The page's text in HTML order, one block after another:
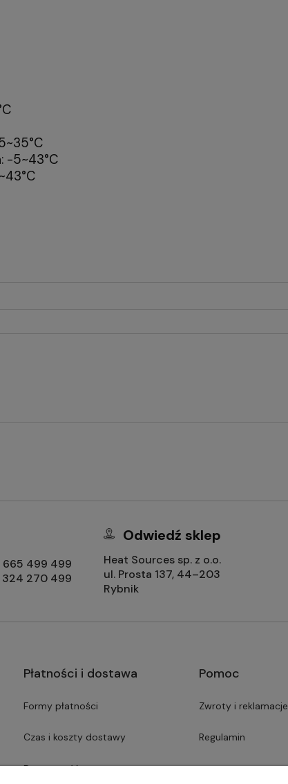
-5~43°C
665 499 499
324 270 499
Odwiedź sklep
Heat Sources sp. z o.o.
ul. Prosta 137, 44–203
Rybnik
Płatności i dostawa
Formy płatności
Czas i koszty dostawy
Dostępność asortymentu
Pomoc
Zwroty i reklamacje
Regulamin